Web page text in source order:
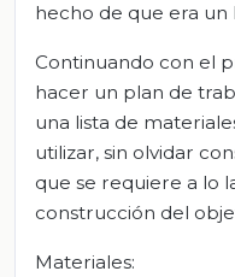
hecho de que era un
Continuando con el
hacer un plan de
una lista de
utilizar, sin olvidar
que se requiere a lo
construcción del
Materiales: